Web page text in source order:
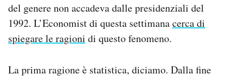
del genere non accadeva dalle presidenziali del
1992. L’Economist di questa settimanacerca di
spiegare le ragioni di questo fenomeno.
La prima ragione è statistica, diciamo. Dalla fine